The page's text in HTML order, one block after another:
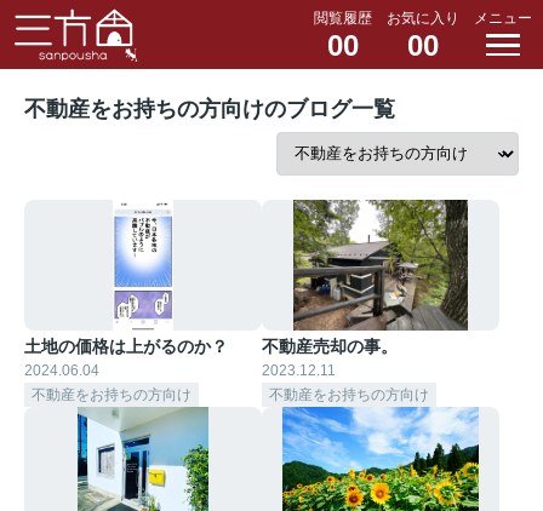
閲覧履歴
00
お気に入り
00
メニュー
不動産をお持ちの方向けのブログ一覧
土地の価格は上がるのか？
2024.06.04
不動産をお持ちの方向け
不動産売却の事。
2023.12.11
不動産をお持ちの方向け